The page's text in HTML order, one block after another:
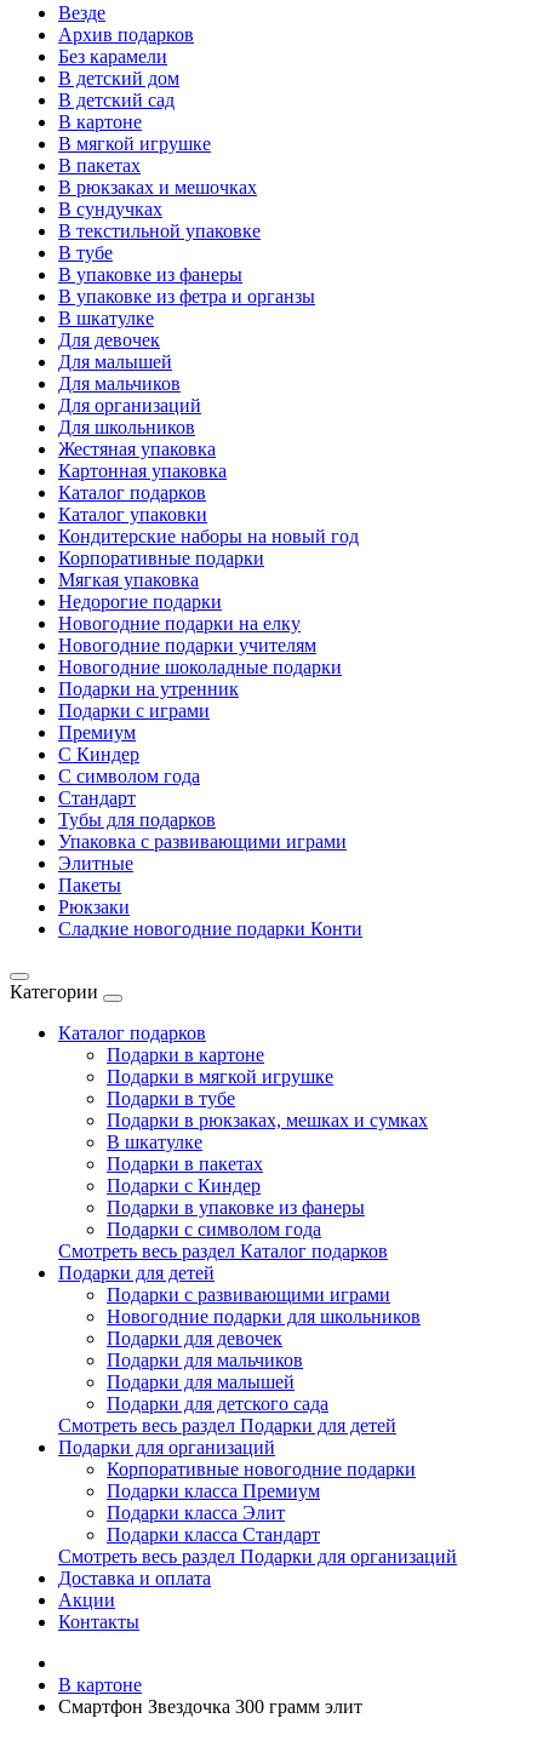
Везде
Архив подарков
Без карамели
В детский дом
В детский сад
В картоне
В мягкой игрушке
В пакетах
В рюкзаках и мешочках
В сундучках
В текстильной упаковке
В тубе
В упаковке из фанеры
В упаковке из фетра и органзы
В шкатулке
Для девочек
Для малышей
Для мальчиков
Для организаций
Для школьников
Жестяная упаковка
Картонная упаковка
Каталог подарков
Каталог упаковки
Кондитерские наборы на новый год
Корпоративные подарки
Мягкая упаковка
Недорогие подарки
Новогодние подарки на елку
Новогодние подарки учителям
Новогодние шоколадные подарки
Подарки на утренник
Подарки с играми
Премиум
С Киндер
С символом года
Стандарт
Тубы для подарков
Упаковка с развивающими играми
Элитные
Пакеты
Рюкзаки
Сладкие новогодние подарки Конти
Категории
Каталог подарков
Подарки в картоне
Подарки в мягкой игрушке
Подарки в тубе
Подарки в рюкзаках, мешках и сумках
В шкатулке
Подарки в пакетах
Подарки с Киндер
Подарки в упаковке из фанеры
Подарки с символом года
Смотреть весь раздел Каталог подарков
Подарки для детей
Подарки с развивающими играми
Новогодние подарки для школьников
Подарки для девочек
Подарки для мальчиков
Подарки для малышей
Подарки для детского сада
Смотреть весь раздел Подарки для детей
Подарки для организаций
Корпоративные новогодние подарки
Подарки класса Премиум
Подарки класса Элит
Подарки класса Стандарт
Смотреть весь раздел Подарки для организаций
Доставка и оплата
Акции
Контакты
В картоне
Смартфон Звездочка 300 грамм элит